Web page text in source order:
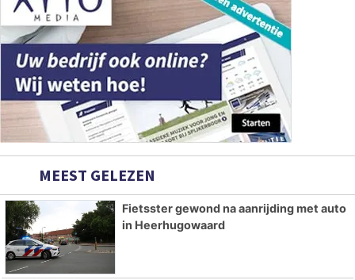
MEEST GELEZEN
Fietsster gewond na aanrijding met auto
in Heerhugowaard